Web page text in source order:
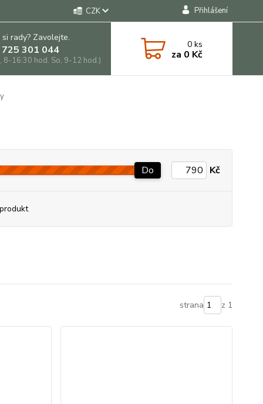
CZK Přihlášení
rady? Zavolejte.
301 044
8-16:30 hod. So, 9-12 hod.)
0ks
za 0 Kč
Do Kč
strana z 1